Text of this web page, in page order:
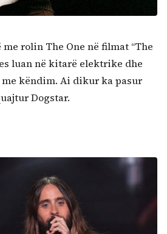
rolin The One në filmat “The
luan në kitarë elektrike dhe
këndim. Ai dikur ka pasur
Dogstar.